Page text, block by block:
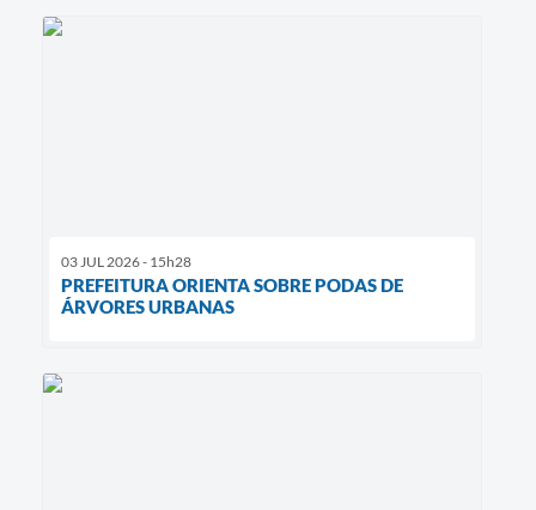
03 JUL 2026 - 15h28
PREFEITURA ORIENTA SOBRE PODAS DE
ÁRVORES URBANAS